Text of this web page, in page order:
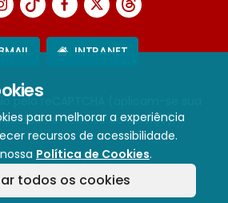
para melhorar a experiência
recursos de acessibilidade.
Política de Cookies.
todos os cookies
INTRANET
pelo reCAPTCHA (aplicam-se sua
eTermos de Serviço).
e Política de Privacidade
de cookies